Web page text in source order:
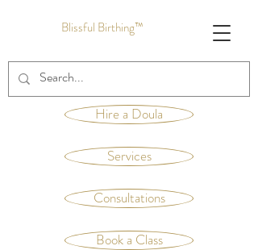
Blissful Birthing™
Hire a Doula
Services
Consultations
Book a Class